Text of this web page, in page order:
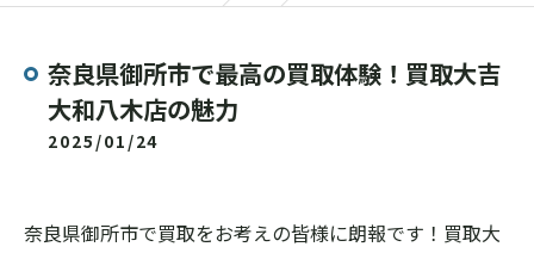
奈良県御所市で最高の買取体験！買取大吉
大和八木店の魅力
2025/01/24
奈良県御所市で買取をお考えの皆様に朗報です！買取大